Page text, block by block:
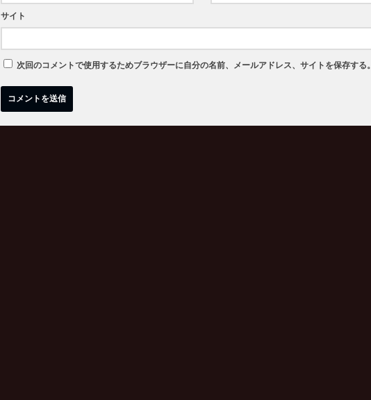
サイト
次回のコメントで使用するためブラウザーに自分の名前、メールアドレス、サイトを保存する。